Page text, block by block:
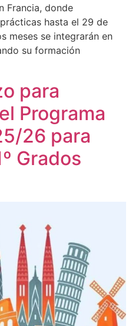
Francia, donde
hasta el 29 de
meses se integrarán en
su formación
para
Programa
26 para
Grados